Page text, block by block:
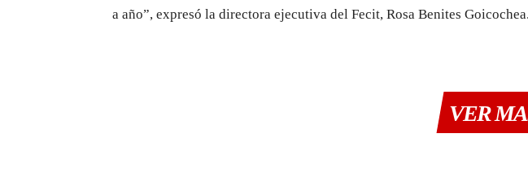
a año”, expresó la directora ejecutiva del Fecit, Rosa Benites Goicochea.
VER